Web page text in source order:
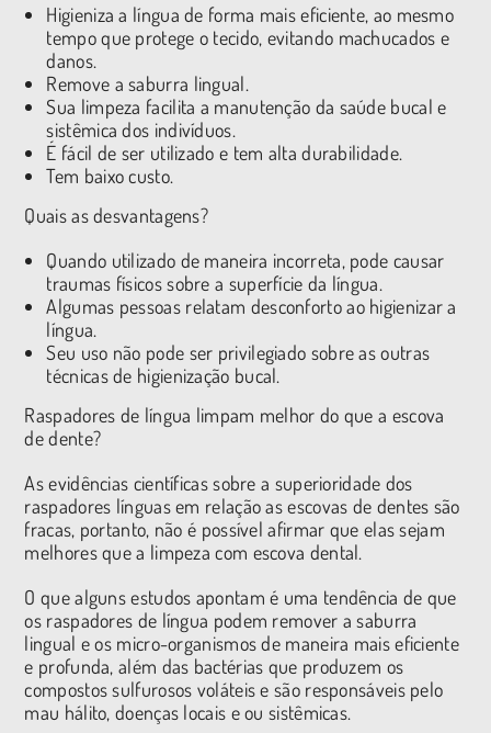
Higieniza a língua de forma mais eficiente, ao mesmo
tempo que protege o tecido, evitando machucados e
danos.
Remove a saburra lingual.
Sua limpeza facilita a manutenção da saúde bucal e
sistêmica dos indivíduos.
É fácil de ser utilizado e tem alta durabilidade.
Tem baixo custo.
Quais as desvantagens?
Quando utilizado de maneira incorreta, pode causar
traumas físicos sobre a superfície da língua.
Algumas pessoas relatam desconforto ao higienizar a
língua.
Seu uso não pode ser privilegiado sobre as outras
técnicas de higienização bucal.
Raspadores de língua limpam melhor do que a escova
de dente?
As evidências científicas sobre a superioridade dos
raspadores línguas em relação as escovas de dentes são
fracas, portanto, não é possível afirmar que elas sejam
melhores que a limpeza com escova dental.
O que alguns estudos apontam é uma tendência de que
os raspadores de língua podem remover a saburra
lingual e os micro-organismos de maneira mais eficiente
e profunda, além das bactérias que produzem os
compostos sulfurosos voláteis e são responsáveis pelo
mau hálito, doenças locais e ou sistêmicas.